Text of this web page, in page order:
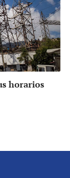
horarios